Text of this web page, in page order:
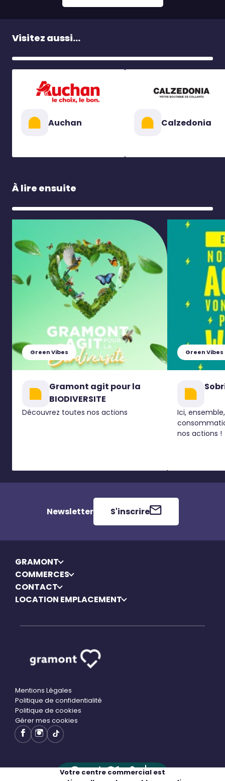
Votre centre commercial est
Visitez aussi...
Auchan Calzedonia
À lire ensuite
Green Vibes
Gramont agit pour la
BIODIVERSITE
Découvrez toutes nos actions
Green Vibes
Ici,
nos actions !
Newsletter S'inscrire
GRAMONT
COMMERCES
CONTACT
LOCATION EMPLACEMENT
Mentions Légales
Politique de confidentialité
Politique de cookies
Gérer mes cookies